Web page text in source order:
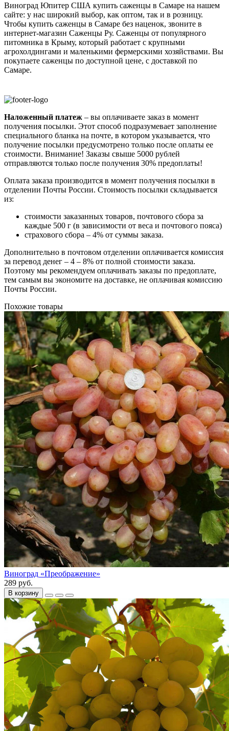
Виноград Юпитер США купить саженцы в Самаре на нашем
сайте: у нас широкий выбор, как оптом, так и в розницу.
Чтобы купить саженцы в Самаре без наценок, звоните в
интернет-магазин Саженцы Ру. Саженцы от популярного
питомника в Крыму, который работает с крупными
агрохолдингами и маленькими фермерскими хозяйствами. Вы
покупаете саженцы по доступной цене, с доставкой по
Самаре.
Наложенный платеж – вы оплачиваете заказ в момент
получения посылки. Этот способ подразумевает заполнение
специального бланка на почте, в котором указывается, что
получение посылки предусмотрено только после оплаты ее
стоимости. Внимание! Заказы свыше 5000 рублей
отправляются только после получения 30% предоплаты!
Оплата заказа производится в момент получения посылки в
отделении Почты России. Стоимость посылки складывается
из:
стоимости заказанных товаров, почтового сбора за
каждые 500 г (в зависимости от веса и почтового пояса)
страхового сбора – 4% от суммы заказа.
Дополнительно в почтовом отделении оплачивается комиссия
за перевод денег – 4 – 8% от полной стоимости заказа.
Поэтому мы рекомендуем оплачивать заказы по предоплате,
тем самым вы экономите на доставке, не оплачивая комиссию
Почты России.
Похожие товары
Виноград «Преображение»
289 руб.
В корзину